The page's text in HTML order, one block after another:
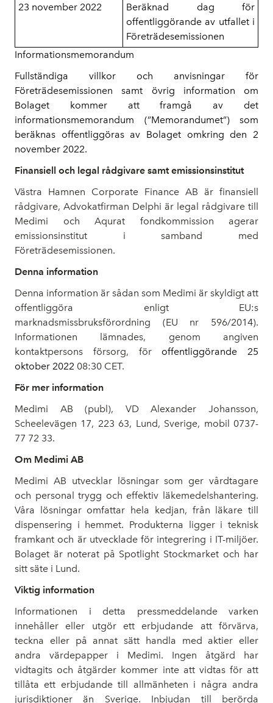
23 november 2022
Beräknad dag för
offentliggörande av utfallet i
Företrädesemissionen
Informationsmemorandum
Fullständiga villkor och anvisningar för
Företrädesemissionen samt övrig information om
Bolaget kommer att framgå av det
informationsmemorandum (”Memorandumet”) som
beräknas offentliggöras av Bolaget omkring den 2
november 2022.
Finansiell och legal rådgivare samt emissionsinstitut
Västra Hamnen Corporate Finance AB är finansiell
rådgivare, Advokatfirman Delphi är legal rådgivare till
Medimi och Aqurat fondkommission agerar
emissionsinstitut i samband med
Företrädesemissionen.
Denna information
Denna information är sådan som Medimi är skyldigt att
offentliggöra enligt EU:s
marknadsmissbruksförordning (EU nr 596/2014).
Informationen lämnades, genom angiven
kontaktpersons försorg, för offentliggörande 25
oktober 2022 08:30 CET.
För mer information
Medimi AB (publ), VD Alexander Johansson,
Scheelevägen 17, 223 63, Lund, Sverige, mobil 0737-
77 72 33.
Om Medimi AB
Medimi AB utvecklar lösningar som ger vårdtagare
och personal trygg och effektiv läkemedelshantering.
Våra lösningar omfattar hela kedjan, från läkare till
dispensering i hemmet. Produkterna ligger i teknisk
framkant och är utvecklade för integrering i IT-miljöer.
Bolaget är noterat på Spotlight Stockmarket och har
sitt säte i Lund.
Viktig information
Informationen i detta pressmeddelande varken
innehåller eller utgör ett erbjudande att förvärva,
teckna eller på annat sätt handla med aktier eller
andra värdepapper i Medimi. Ingen åtgärd har
vidtagits och åtgärder kommer inte att vidtas för att
tillåta ett erbjudande till allmänheten i några andra
jurisdiktioner än Sverige. Inbjudan till berörda